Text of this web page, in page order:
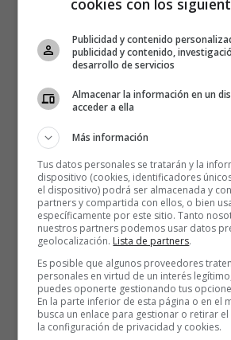
Este año fueron los responsables
Madonna durante la
Publicidad y contenido
publicidad y contenido,
desarrollo de servicios
Almacenar la información en un
acceder a ella
Más información
Tus datos personales se tratarán y la
dispositivo (cookies, identificadores
el dispositivo) podrá ser almacenada y
partners y compartida con ellos, o bien
específicamente por este sitio. Tanto
nuestros partners podemos usar datos
geolocalización. Lista de partners.
Es posible que algunos proveedores
personales en virtud de un interés
puedes oponerte gestionando tus
En la parte inferior de esta página o en el
busca un enlace para gestionar o retirar
la configuración de privacidad y cookies.